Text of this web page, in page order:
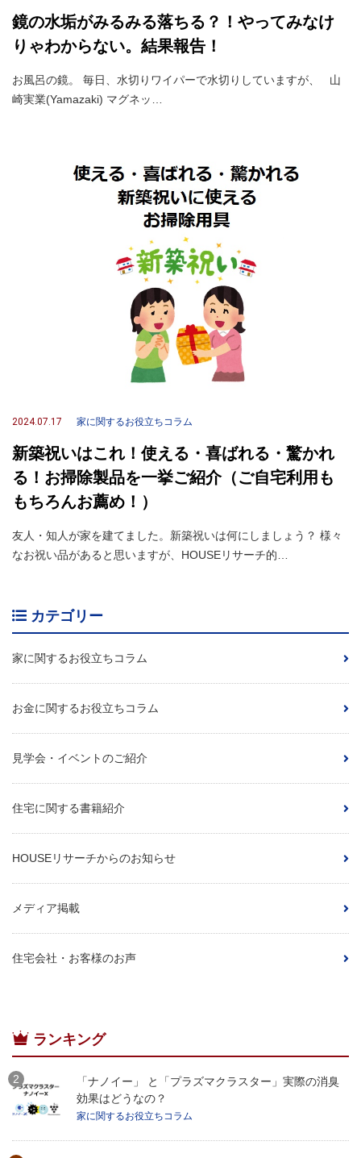
鏡の水垢がみるみる落ちる？！やってみなけ
りゃわからない。結果報告！
お風呂の鏡。 毎日、水切りワイパーで水切りしていますが、 山
崎実業(Yamazaki) マグネッ…
2024.07.17 家に関するお役立ちコラム
新築祝いはこれ！使える・喜ばれる・驚かれ
る！お掃除製品を一挙ご紹介（ご自宅利用も
もちろんお薦め！）
友人・知人が家を建てました。新築祝いは何にしましょう？ 様々
なお祝い品があると思いますが、HOUSEリサーチ的…
カテゴリー
家に関するお役立ちコラム
お金に関するお役立ちコラム
見学会・イベントのご紹介
住宅に関する書籍紹介
HOUSEリサーチからのお知らせ
メディア掲載
住宅会社・お客様のお声
ランキング
「ナノイー」 と「プラズマクラスター」実際の消臭
効果はどうなの？
家に関するお役立ちコラム